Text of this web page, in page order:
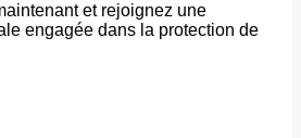
et rejoignez une
engagée dans la protection de